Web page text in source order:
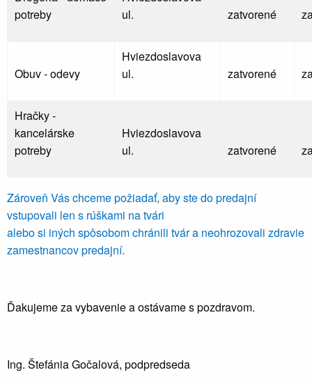
potreby
ul.
zatvorené
Obuv - odevy
Hviezdoslavova
ul.
zatvorené
Hračky -
kancelárske
potreby
Hviezdoslavova
ul.
zatvorené
Zároveň Vás chceme požiadať, aby ste do predajní
vstupovali len s rúškami na tvári
alebo si iných spôsobom chránili tvár a neohrozovali zdravie
zamestnancov predajní.
Ďakujeme za vybavenie a ostávame s pozdravom.
Ing. Štefánia Gočalová, podpredseda